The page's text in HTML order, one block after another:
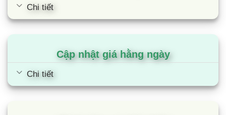
Chi tiết
Cập nhật giá hằng ngày
Chi tiết